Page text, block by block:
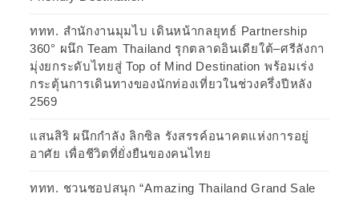
ททท. สำนักงานมุมไบ เดินหน้ากลยุทธ์ Partnership
360° ผนึก Team Thailand รุกตลาดอินเดียใต้–ศรีลังกา
มุ่งยกระดับไทยสู่ Top of Mind Destination พร้อมเร่ง
กระตุ้นการเดินทางของนักท่องเที่ยวในช่วงครึ่งปีหลัง
2569
แสนสิริ ผนึกกำลัง ลิกซิล รังสรรค์อนาคตแห่งการอยู่
อาศัย เพื่อชีวิตที่ยั่งยืนของคนไทย
ททท. ชวนชอปสนุก “Amazing Thailand Grand Sale